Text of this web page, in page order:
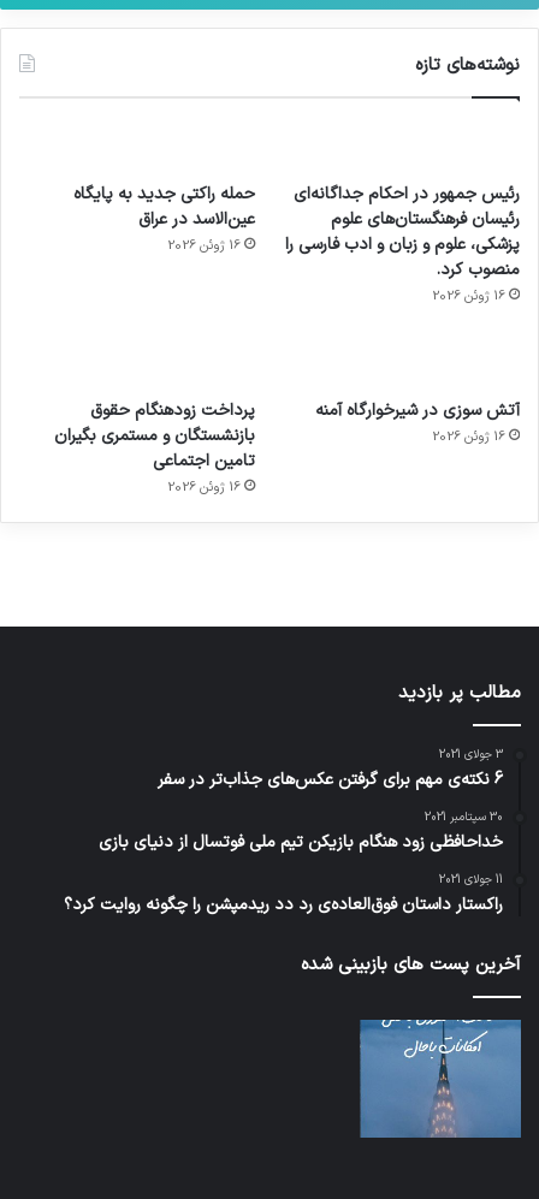
نوشته‌های تازه
رئیس جمهور در احکام جداگانه‌ای
رئیسان فرهنگستان‌های علوم
پزشکی، علوم و زبان و ادب فارسی را
منصوب کرد.
16 ژوئن 2026
حمله راکتی جدید به پایگاه
عین‌الاسد در عراق
16 ژوئن 2026
آتش سوزی در شیرخوارگاه آمنه
16 ژوئن 2026
پرداخت زودهنگام حقوق
بازنشستگان و مستمری بگیران
تامین اجتماعی
16 ژوئن 2026
برای
کشف
توسط
مجازی
…
ساعت
هوشمند
با طعم
توسط
ژاکت
در
های
2023
توسط
مطالب پر بازدید
3 جولای 2021
6 نکته‌ی مهم برای گرفتن عکس‌های جذاب‌تر در سفر
30 سپتامبر 2021
خداحافظی زود هنگام بازیکن تیم ملی فوتسال از دنیای بازی
11 جولای 2021
راکستار داستان فوق‌العاده‌ی رد دد ریدمپشن را چگونه روایت کرد؟
آخرین پست های بازبینی شده